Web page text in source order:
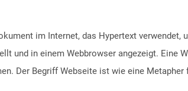
im Internet, das Hypertext
und in einem Webbrowser angezeigt. Eine
Der Begriff Webseite ist wie eine Metapher